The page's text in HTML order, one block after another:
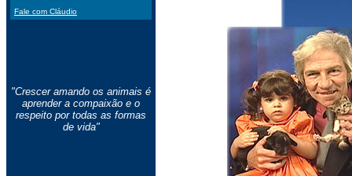
Fale com Cláudio
"Crescer amando os animais é
aprender a compaixão e o
respeito por todas as formas
de vida"